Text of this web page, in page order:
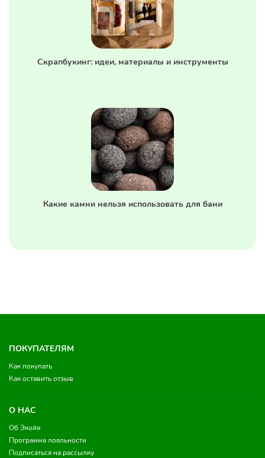
Скрапбукинг: идеи, материалы и инструменты
Какие камни нельзя использовать для бани
ПОКУПАТЕЛЯМ
Как покупать
Как оставить отзыв
О НАС
Об Экойя
Программа лояльности
Подписаться на рассылку